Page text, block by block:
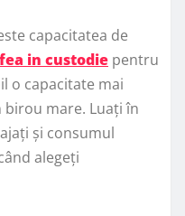
capacitatea de
in custodie pentru
o capacitate mai
mare. Luați în
și consumul
alegeți